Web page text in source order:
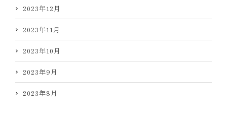
2023年12月
2023年11月
2023年10月
2023年9月
2023年8月